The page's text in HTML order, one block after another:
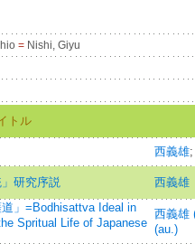
= Nishi, Giyu
トル
西義雄
」研究序説
西義雄
道」=Bodhisattva Ideal in
Spritual Life of Japanese
西義雄
(au.)